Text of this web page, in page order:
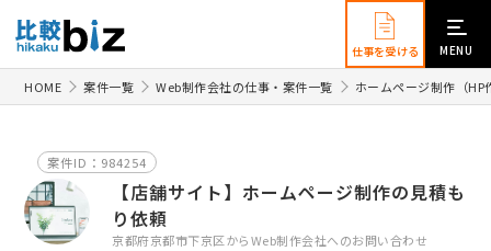
仕事を受ける MENU
HOME 案件一覧 Web制作会社の仕事・案件一覧 ホームページ制作（
案件ID：984254
【店舗サイト】ホームページ制作の見積も
り依頼
京都府京都市下京区からWeb制作会社へのお問い合わせ